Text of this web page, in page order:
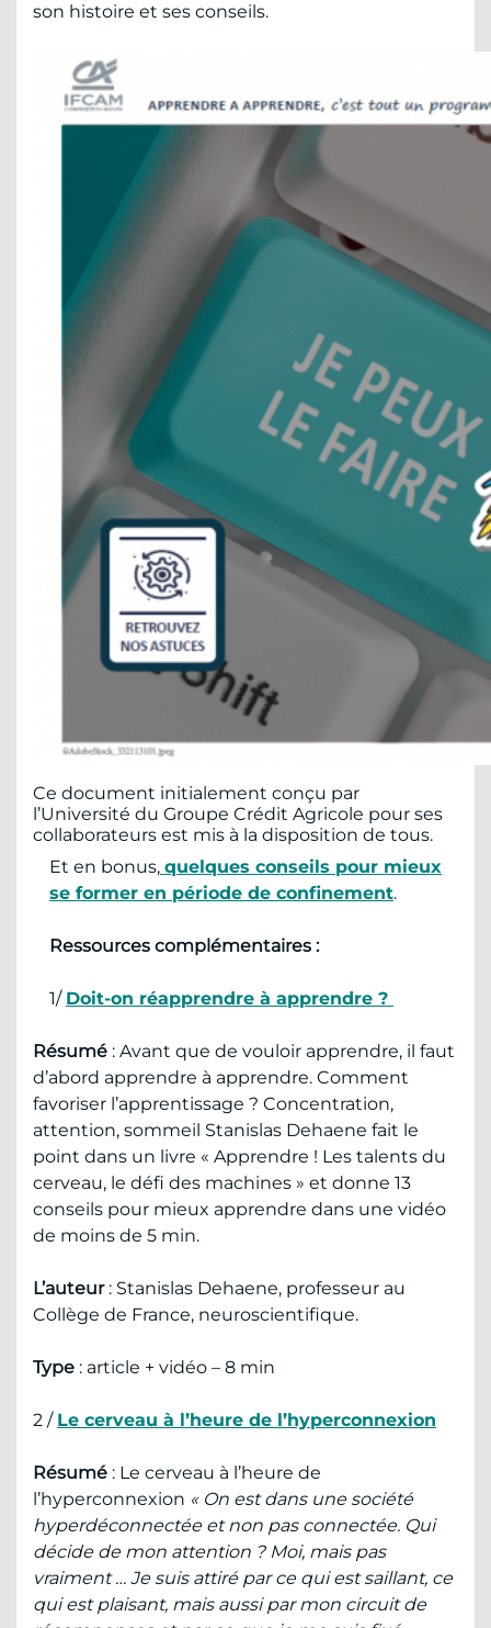
son histoire et ses conseils.
Ce document initialement conçu par
l’Université du Groupe Crédit Agricole pour ses
collaborateurs est mis à la disposition de tous.
Et en bonus, quelques conseils pour mieux
se former en période de confinement.
Ressources complémentaires :
1/ Doit-on réapprendre à apprendre ?
Résumé : Avant que de vouloir apprendre, il faut
d’abord apprendre à apprendre. Comment
favoriser l’apprentissage ? Concentration,
attention, sommeil Stanislas Dehaene fait le
point dans un livre « Apprendre ! Les talents du
cerveau, le défi des machines » et donne 13
conseils pour mieux apprendre dans une vidéo
de moins de 5 min.
L’auteur: Stanislas Dehaene, professeur au
Collège de France, neuroscientifique.
Type : article + vidéo – 8 min
2 / Le cerveau à l’heure de l’hyperconnexion
Résumé : Le cerveau à l’heure de
l’hyperconnexion « On est dans une société
hyperdéconnectée et non pas connectée. Qui
décide de mon attention ? Moi, mais pas
vraiment … Je suis attiré par ce qui est saillant, ce
qui est plaisant, mais aussi par mon circuit de